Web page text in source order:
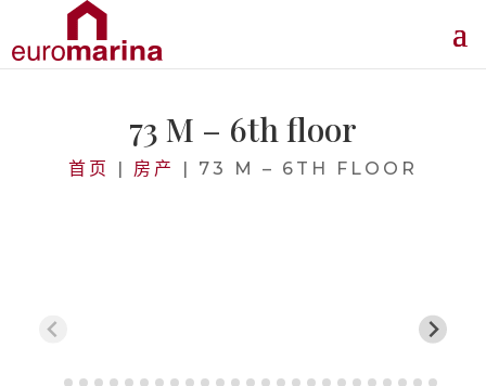
73 M – 6th floor
首页 | 房产 | 73 M – 6TH FLOOR